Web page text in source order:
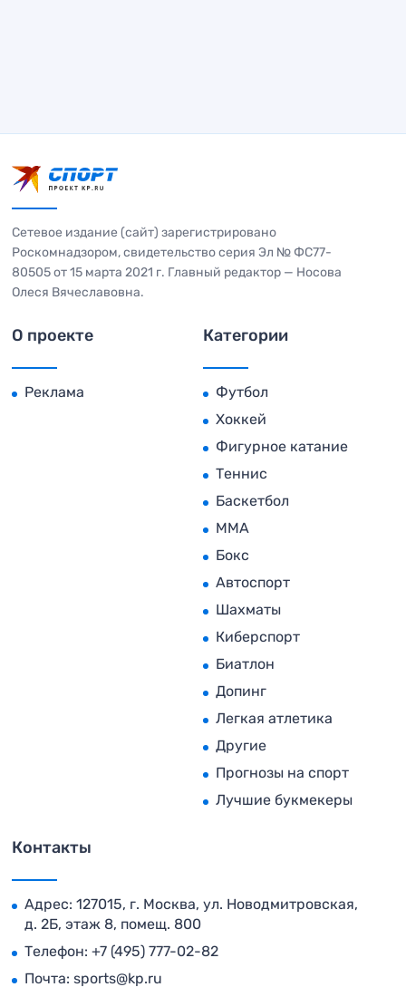
Сетевое издание (сайт) зарегистрировано
Роскомнадзором, свидетельство серия Эл № ФС77-
80505 от 15 марта 2021 г. Главный редактор — Носова
Олеся Вячеславовна.
О проекте
Реклама
Категории
Футбол
Хоккей
Фигурное катание
Теннис
Баскетбол
MMA
Бокс
Автоспорт
Шахматы
Киберспорт
Биатлон
Допинг
Легкая атлетика
Другие
Прогнозы на спорт
Лучшие букмекеры
Контакты
Адрес: 127015, г. Москва, ул. Новодмитровская,
д. 2Б, этаж 8, помещ. 800
Телефон: +7 (495) 777-02-82
Почта: sports@kp.ru